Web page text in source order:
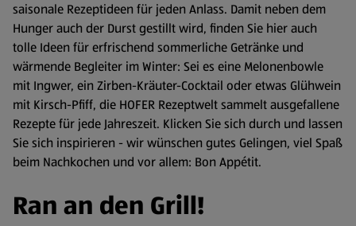
saisonale Rezeptideen für jeden Anlass. Damit neben dem
Hunger auch der Durst gestillt wird, finden Sie hier auch
tolle Ideen für erfrischend sommerliche Getränke und
wärmende Begleiter im Winter: Sei es eine Melonenbowle
mit Ingwer, ein Zirben-Kräuter-Cocktail oder etwas Glühwein
mit Kirsch-Pfiff, die HOFER Rezeptwelt sammelt ausgefallene
Rezepte für jede Jahreszeit. Klicken Sie sich durch und lassen
Sie sich inspirieren - wir wünschen gutes Gelingen, viel Spaß
beim Nachkochen und vor allem: Bon Appétit.
Ran an den Grill!